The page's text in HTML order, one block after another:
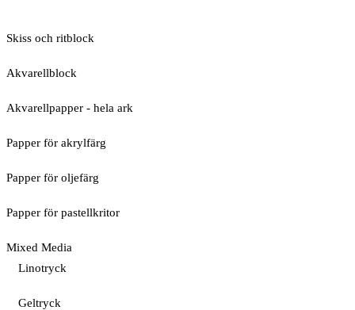
Skiss och ritblock
Akvarellblock
Akvarellpapper - hela ark
Papper för akrylfärg
Papper för oljefärg
Papper för pastellkritor
Mixed Media
Linotryck
Geltryck